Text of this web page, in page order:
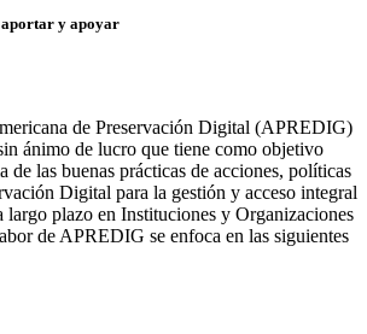
aportar y apoyar
de Preservación Digital (APREDIG)
ánimo de lucro que tiene como objetivo
las buenas prácticas de acciones, políticas
Digital para la gestión y acceso integral
largo plazo en Instituciones y Organizaciones
de APREDIG se enfoca en las siguientes